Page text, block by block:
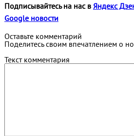
Подписывайтесь на нас в Яндекс
Google новости
Оставьте комментарий
Поделитесь своим впечатлением о
Текст комментария